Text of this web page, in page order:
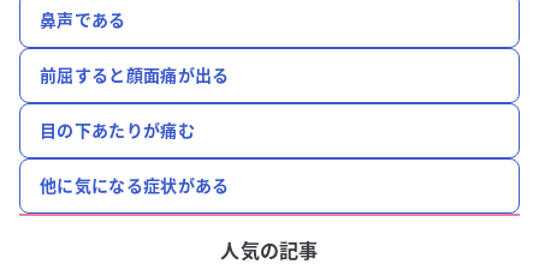
鼻声である
前屈すると顔面痛が出る
目の下あたりが痛む
他に気になる症状がある
人気の記事